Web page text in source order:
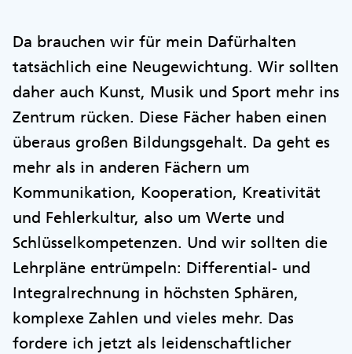
Da brauchen wir für mein Dafürhalten
tatsächlich eine Neugewichtung. Wir sollten
daher auch Kunst, Musik und Sport mehr ins
Zentrum rücken. Diese Fächer haben einen
überaus großen Bildungsgehalt. Da geht es
mehr als in anderen Fächern um
Kommunikation, Kooperation, Kreativität
und Fehlerkultur, also um Werte und
Schlüsselkompetenzen. Und wir sollten die
Lehrpläne entrümpeln: Differential- und
Integralrechnung in höchsten Sphären,
komplexe Zahlen und vieles mehr. Das
fordere ich jetzt als leidenschaftlicher